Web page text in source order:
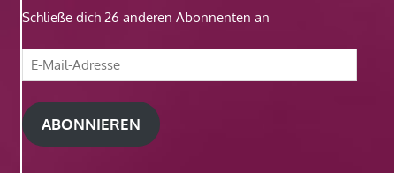
Schließe dich 26 anderen Abonnenten an
E-
Mail-
Adresse
ABONNIEREN